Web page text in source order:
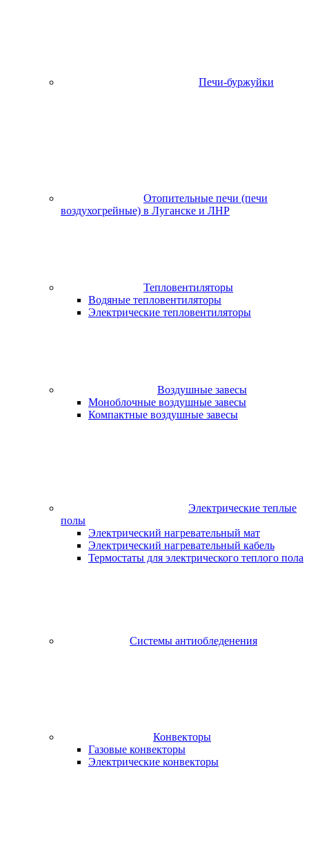
Печи-буржуйки
Отопительные печи (печи
воздухогрейные) в Луганске и ЛНР
Тепловентиляторы
Водяные тепловентиляторы
Электрические тепловентиляторы
Воздушные завесы
Моноблочные воздушные завесы
Компактные воздушные завесы
Электрические теплые
полы
Электрический нагревательный мат
Электрический нагревательный кабель
Термостаты для электрического теплого пола
Системы антиобледенения
Конвекторы
Газовые конвекторы
Электрические конвекторы